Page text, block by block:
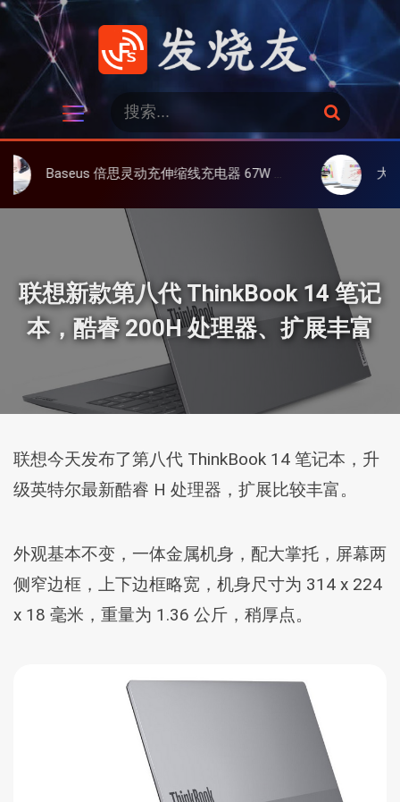
跳
发烧友
：
搜
索
倍思灵动充伸缩线充电器 67W 3C，超耐用可伸缩线、氮化镓、3C多设备同时充 大上 Paperlike 13K
联想新款第八代 ThinkBook 14 笔记
本，酷睿 200H 处理器、扩展丰富
联想今天发布了第八代 ThinkBook 14 笔记本，升
级英特尔最新酷睿 H 处理器，扩展比较丰富。
外观基本不变，一体金属机身，配大掌托，屏幕两
侧窄边框，上下边框略宽，机身尺寸为 314 x 224
x 18 毫米，重量为 1.36 公斤，稍厚点。